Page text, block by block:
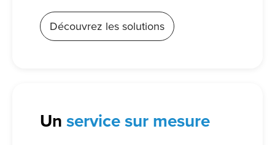
Découvrez les solutions
Unservice sur mesure